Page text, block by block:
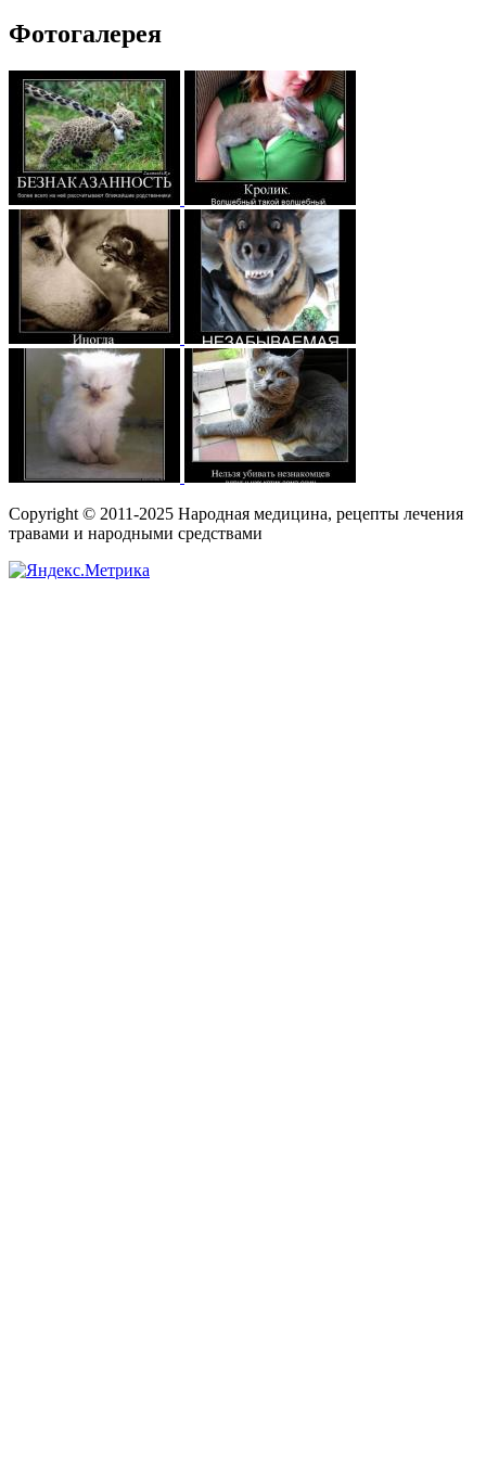
Фотогалерея
Copyright © 2011-2025 Народная медицина, рецепты лечения
травами и народными средствами